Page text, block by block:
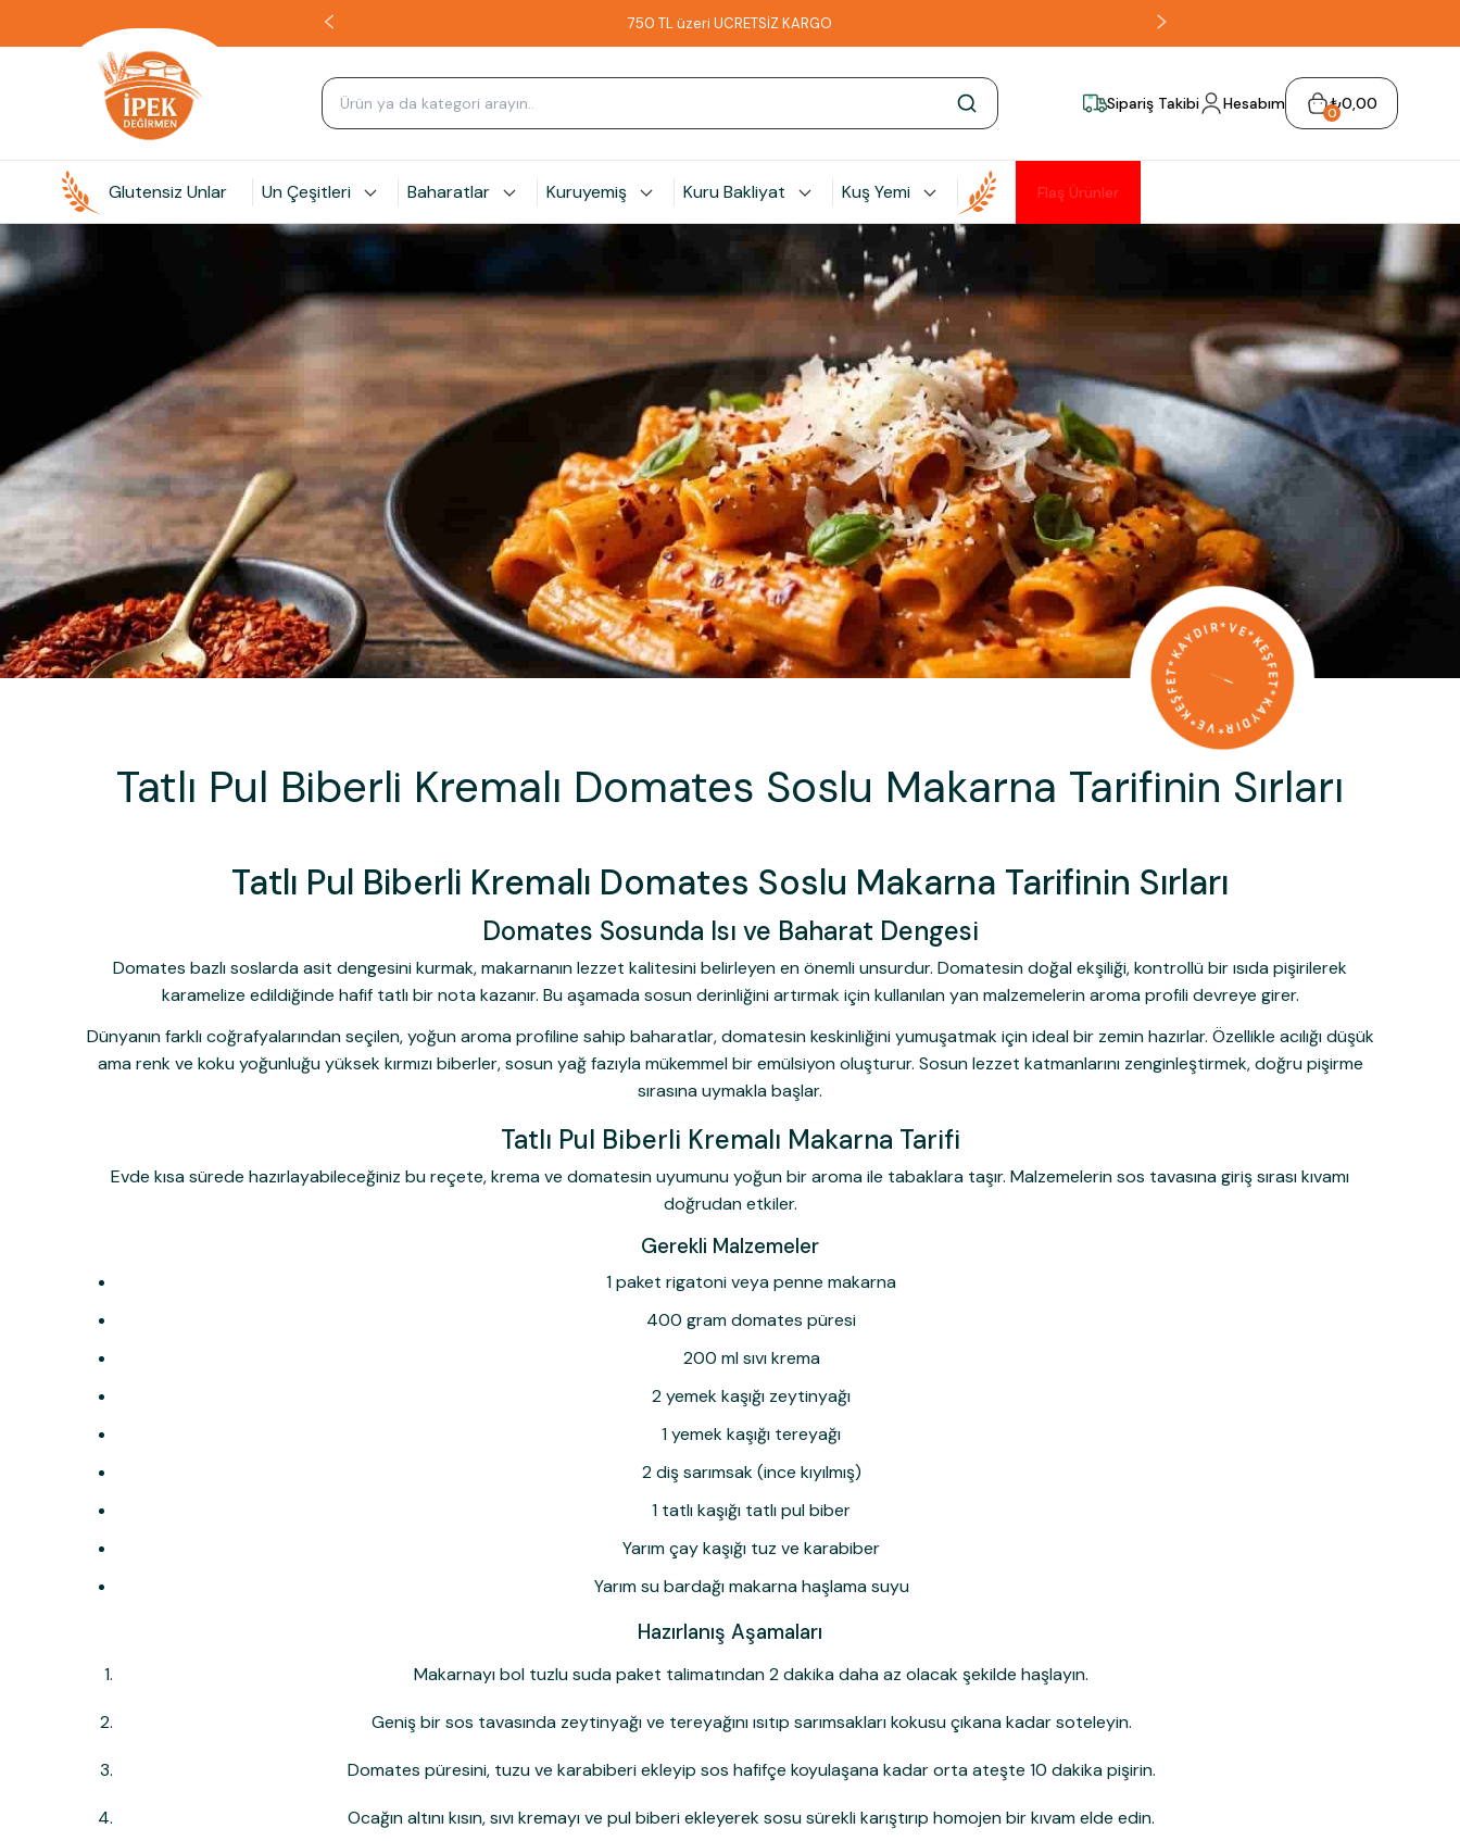
750 TL üzeri ÜCRETSİZ KARGO
Sipariş Takibi Hesabım 0₺0,00
Glutensiz Unlar Un Çeşitleri Baharatlar Kuruyemiş Kuru Bakliyat Kuş Yemi Flaş Ürünler
Tatlı Pul Biberli Kremalı Domates Soslu Makarna Tarifinin Sırları
Tatlı Pul Biberli Kremalı Domates Soslu Makarna Tarifinin Sırları
Domates Sosunda Isı ve Baharat Dengesi
Domates bazlı soslarda asit dengesini kurmak, makarnanın lezzet kalitesini belirleyen en önemli unsurdur. Domatesin doğal ekşiliği, kontrollü bir ısıda pişirilerek
karamelize edildiğinde hafif tatlı bir nota kazanır. Bu aşamada sosun derinliğini artırmak için kullanılan yan malzemelerin aroma profili devreye girer.
Dünyanın farklı coğrafyalarından seçilen, yoğun aroma profiline sahip baharatlar, domatesin keskinliğini yumuşatmak için ideal bir zemin hazırlar. Özellikle acılığı düşük
ama renk ve koku yoğunluğu yüksek kırmızı biberler, sosun yağ fazıyla mükemmel bir emülsiyon oluşturur. Sosun lezzet katmanlarını zenginleştirmek, doğru pişirme
sırasına uymakla başlar.
Tatlı Pul Biberli Kremalı Makarna Tarifi
Evde kısa sürede hazırlayabileceğiniz bu reçete, krema ve domatesin uyumunu yoğun bir aroma ile tabaklara taşır. Malzemelerin sos tavasına giriş sırası kıvamı
doğrudan etkiler.
Gerekli Malzemeler
1 paket rigatoni veya penne makarna
400 gram domates püresi
200 ml sıvı krema
2 yemek kaşığı zeytinyağı
1 yemek kaşığı tereyağı
2 diş sarımsak (ince kıyılmış)
1 tatlı kaşığı tatlı pul biber
Yarım çay kaşığı tuz ve karabiber
Yarım su bardağı makarna haşlama suyu
Hazırlanış Aşamaları
Makarnayı bol tuzlu suda paket talimatından 2 dakika daha az olacak şekilde haşlayın.
Geniş bir sos tavasında zeytinyağı ve tereyağını ısıtıp sarımsakları kokusu çıkana kadar soteleyin.
Domates püresini, tuzu ve karabiberi ekleyip sos hafifçe koyulaşana kadar orta ateşte 10 dakika pişirin.
Ocağın altını kısın, sıvı kremayı ve pul biberi ekleyerek sosu sürekli karıştırıp homojen bir kıvam elde edin.